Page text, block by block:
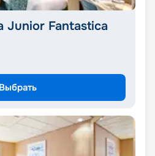
Junior Fantastica
Выбрать